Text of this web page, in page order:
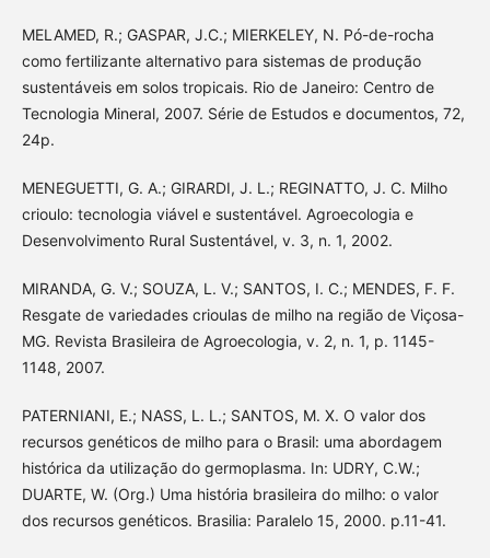
MELAMED, R.; GASPAR, J.C.; MIERKELEY, N. Pó-de-rocha
como fertilizante alternativo para sistemas de produção
sustentáveis em solos tropicais. Rio de Janeiro: Centro de
Tecnologia Mineral, 2007. Série de Estudos e documentos, 72,
24p.
MENEGUETTI, G. A.; GIRARDI, J. L.; REGINATTO, J. C. Milho
crioulo: tecnologia viável e sustentável. Agroecologia e
Desenvolvimento Rural Sustentável, v. 3, n. 1, 2002.
MIRANDA, G. V.; SOUZA, L. V.; SANTOS, I. C.; MENDES, F. F.
Resgate de variedades crioulas de milho na região de Viçosa-
MG. Revista Brasileira de Agroecologia, v. 2, n. 1, p. 1145-
1148, 2007.
PATERNIANI, E.; NASS, L. L.; SANTOS, M. X. O valor dos
recursos genéticos de milho para o Brasil: uma abordagem
histórica da utilização do germoplasma. In: UDRY, C.W.;
DUARTE, W. (Org.) Uma história brasileira do milho: o valor
dos recursos genéticos. Brasilia: Paralelo 15, 2000. p.11-41.